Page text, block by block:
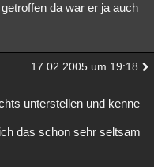
da war er ja auch
17.02.2005 um 19:18
unterstellen und kenne
das schon sehr seltsam